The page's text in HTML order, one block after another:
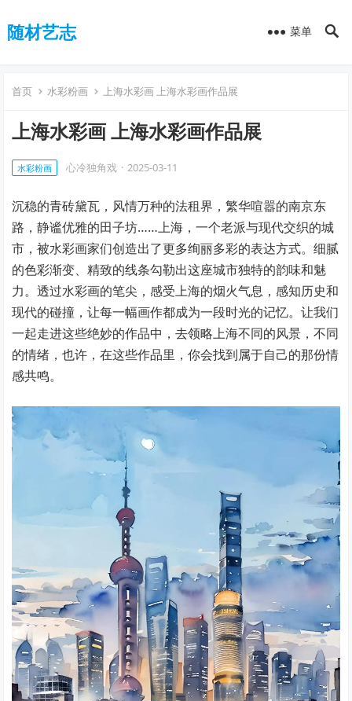
随材艺志 菜单
首页 水彩粉画 上海水彩画 上海水彩画作品展
上海水彩画 上海水彩画作品展
水彩粉画 心冷独角戏 · 2025-03-11
沉稳的青砖黛瓦，风情万种的法租界，繁华喧嚣的南京东
路，静谧优雅的田子坊……上海，一个老派与现代交织的城
市，被水彩画家们创造出了更多绚丽多彩的表达方式。细腻
的色彩渐变、精致的线条勾勒出这座城市独特的韵味和魅
力。透过水彩画的笔尖，感受上海的烟火气息，感知历史和
现代的碰撞，让每一幅画作都成为一段时光的记忆。让我们
一起走进这些绝妙的作品中，去领略上海不同的风景，不同
的情绪，也许，在这些作品里，你会找到属于自己的那份情
感共鸣。